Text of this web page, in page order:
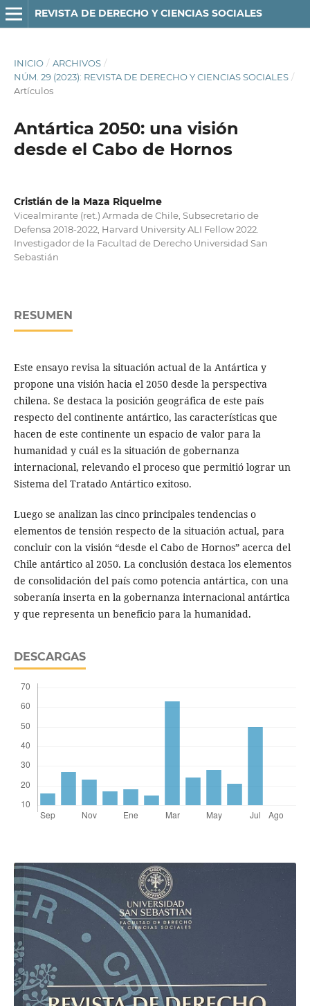
REVISTA DE DERECHO Y CIENCIAS SOCIALES
INICIO / ARCHIVOS /
NÚM. 29 (2023): REVISTA DE DERECHO Y CIENCIAS SOCIALES /
Artículos
Antártica 2050: una visión
desde el Cabo de Hornos
Cristián de la Maza Riquelme
Vicealmirante (ret.) Armada de Chile, Subsecretario de
Defensa 2018-2022, Harvard University ALI Fellow 2022.
Investigador de la Facultad de Derecho Universidad San
Sebastián
RESUMEN
Este ensayo revisa la situación actual de la Antártica y
propone una visión hacia el 2050 desde la perspectiva
chilena. Se destaca la posición geográfica de este país
respecto del continente antártico, las características que
hacen de este continente un espacio de valor para la
humanidad y cuál es la situación de gobernanza
internacional, relevando el proceso que permitió lograr un
Sistema del Tratado Antártico exitoso.
Luego se analizan las cinco principales tendencias o
elementos de tensión respecto de la situación actual, para
concluir con la visión “desde el Cabo de Hornos” acerca del
Chile antártico al 2050. La conclusión destaca los elementos
de consolidación del país como potencia antártica, con una
soberanía inserta en la gobernanza internacional antártica
y que representa un beneficio para la humanidad.
DESCARGAS